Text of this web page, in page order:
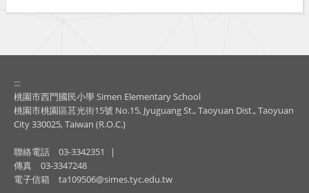
:::
桃園市西門國民小學 Simen Elementary School
桃園市桃園區莒光街15號 No.15, Jyuguang St., Taoyuan Dist., Taoyuan
City 330025, Taiwan (R.O.C.)
聯絡電話 03-3342351
|
傳真
03-3347248
電子信箱
ta109506@simes.tyc.edu.tw